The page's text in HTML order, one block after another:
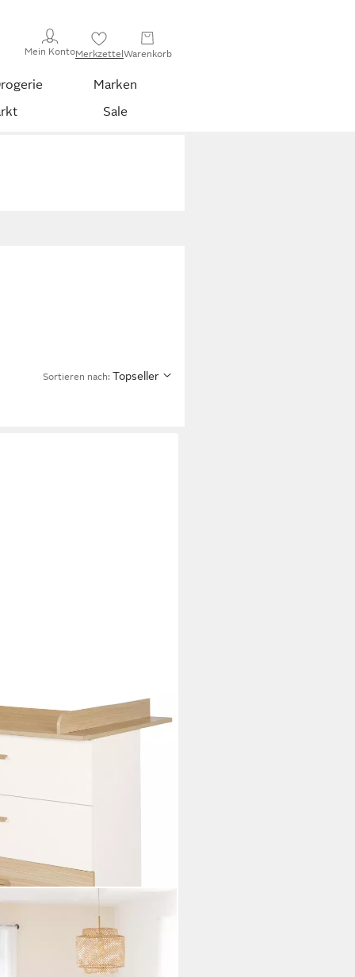
Mein KontoMerkzettelWarenkorb
Marken
Sale
Sortieren nach: Topseller